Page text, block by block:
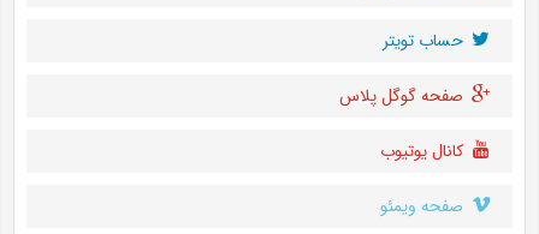
حساب تويتر
صفحه گوگل پلاس
کانال یوتیوب
صفحه ویمئو